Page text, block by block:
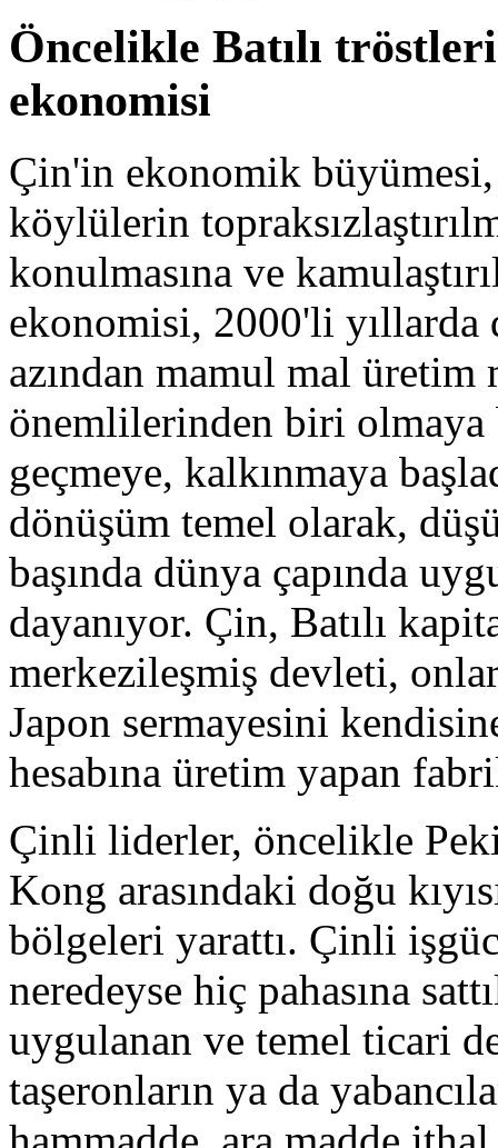
Öncelikle Batılı
ekonomisi
Çin'in ekonomik
köylülerin
konulmasına ve
ekonomisi, 2000'li yıllarda
azından mamul mal üretim
önemlilerinden biri olmaya
geçmeye, kalkınmaya
dönüşüm temel olarak,
başında dünya çapında
dayanıyor. Çin, Batılı
merkezileşmiş devleti,
Japon sermayesini
hesabına üretim yapan
Çinli liderler, öncelikle
Kong arasındaki doğu
bölgeleri yarattı. Çinli
neredeyse hiç pahasına
uygulanan ve temel ticari
taşeronların ya da